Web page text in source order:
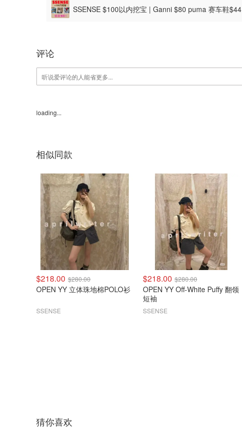
SSENSE $100以内挖宝 | Ganni $80 puma 赛车鞋$44
评论
loading...
相似同款
$218.00 $280.00
OPEN YY 立体珠地棉POLO衫
SSENSE
$218.00 $280.00
OPEN YY Off-White Puffy 翻领
短袖
SSENSE
猜你喜欢